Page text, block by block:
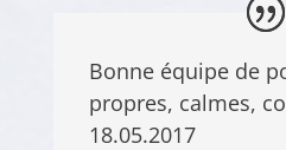
Bonne équipe de
propres, calmes,
18.05.2017